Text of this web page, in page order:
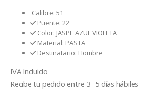
Calibre: 51
Puente: 22
Color: JASPE AZUL VIOLETA
Material: PASTA
Destinatario: Hombre
IVA Incluido
Recibe tu pedido entre 3- 5 días hábiles